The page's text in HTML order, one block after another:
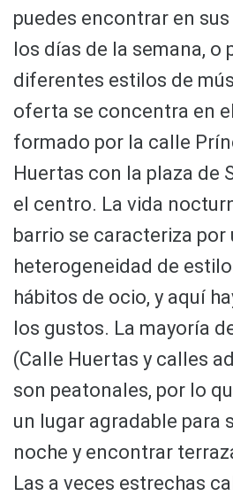
puedes encontrar en
los días de la semana, o
diferentes estilos de
oferta se concentra en
formado por la calle
Huertas con la plaza de
el centro. La vida
barrio se caracteriza por
heterogeneidad de
hábitos de ocio, y aquí
los gustos. La mayoría
(Calle Huertas y calles
son peatonales, por lo
un lugar agradable para
noche y encontrar
Las a veces estrechas